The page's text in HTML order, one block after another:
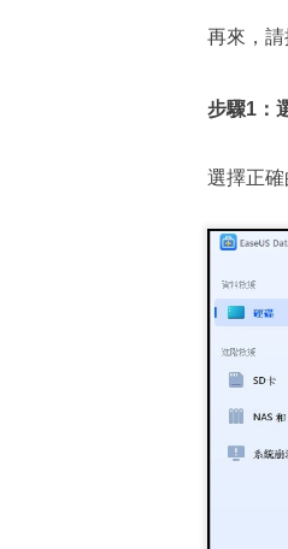
再來，請
步驟1：
選擇正確